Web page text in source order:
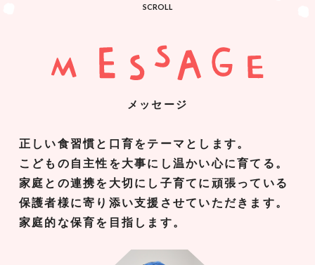
SCROLL
メッセージ
正しい食習慣と口育をテーマとします。
こどもの自主性を大事にし温かい心に育てる。
家庭との連携を大切にし子育てに頑張っている
保護者様に寄り添い支援させていただきます。
家庭的な保育を目指します。